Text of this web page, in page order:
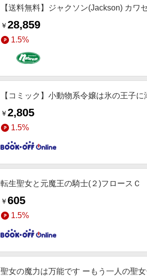
【送料無料】ジャクソン(Jackson) カワ
￥28,859
1.5%
【コミック】小動物系令嬢は氷の王子
￥2,805
1.5%
転生聖女と元魔王の騎士(２)フロースＣ
￥605
1.5%
聖女の魔力は万能です ーもう一人の聖